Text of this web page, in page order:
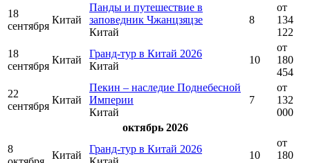
18
сентября
Китай
Панды и путешествие в
заповедник Чжанцзяцзе
Китай
8
от
134
122
18
сентября
Китай
Гранд-тур в Китай 2026
Китай
10
от
180
454
22
сентября
Китай
Пекин – наследие Поднебесной
Империи
Китай
7
от
132
000
октябрь 2026
8
Китай
Гранд-тур в Китай 2026
10
от
180